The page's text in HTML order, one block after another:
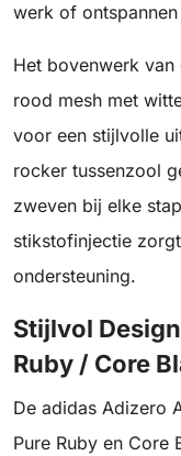
werk of
Het bovenwerk van
rood mesh met
voor een stijlvolle
rocker tussenzool
zweven bij elke
stikstofinjectie
ondersteuning.
Stijlvol
Ruby / Core
De adidas Adizero
Pure Ruby en Core